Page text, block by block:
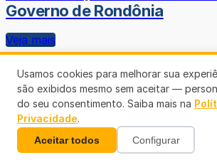
Governo de Rondônia
Veja mais
Usamos cookies para melhorar sua
são exibidos mesmo sem aceitar —
do seu consentimento. Saiba mais na
Privacidade.
Aceitar todos Configurar